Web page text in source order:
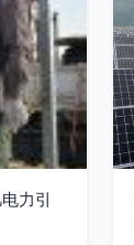
力引